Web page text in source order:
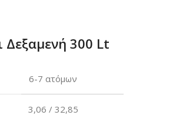
Δεξαμενή 300 Lt
6-7 ατόμων
3,06 / 32,85